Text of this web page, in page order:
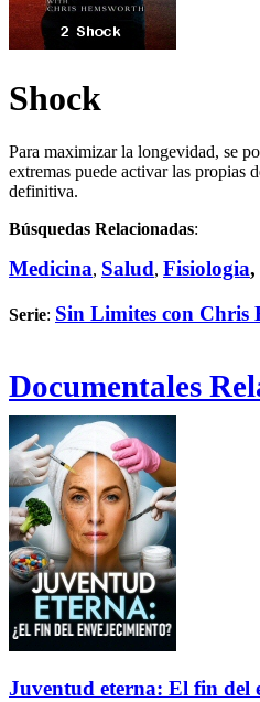
Shock
Para maximizar la longevidad, se
extremas puede activar las propias
definitiva.
Búsquedas Relacionadas:
Medicina, Salud, Fisiologia,
Serie: Sin Limites con Chris
Documentales
Juventud eterna: El fin del